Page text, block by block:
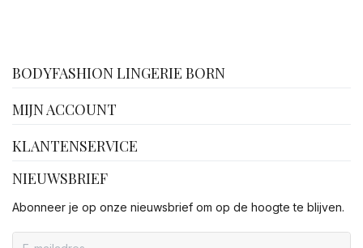
BODYFASHION LINGERIE BORN
MIJN ACCOUNT
KLANTENSERVICE
NIEUWSBRIEF
Abonneer je op onze nieuwsbrief om op de hoogte te blijven.